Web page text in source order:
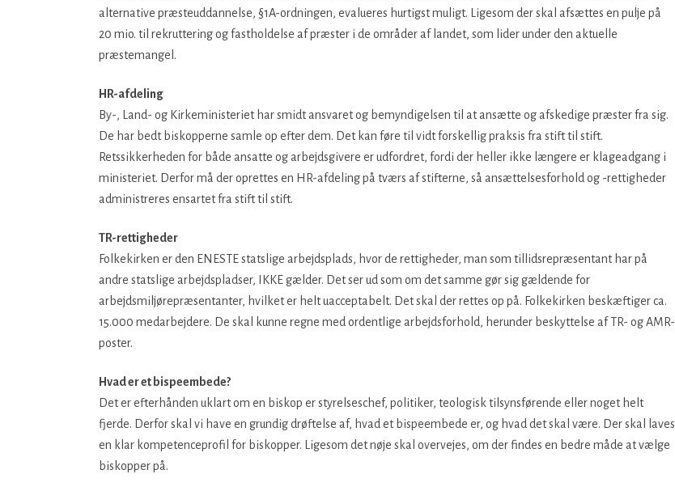
alternative præsteuddannelse, §1A-ordningen, evalueres hurtigst muligt. Ligesom der skal afsættes en pulje på
20 mio. til rekruttering og fastholdelse af præster i de områder af landet, som lider under den aktuelle
præstemangel.
HR-afdeling
By-, Land- og Kirkeministeriet har smidt ansvaret og bemyndigelsen til at ansætte og afskedige præster fra sig.
De har bedt biskopperne samle op efter dem. Det kan føre til vidt forskellig praksis fra stift til stift.
Retssikkerheden for både ansatte og arbejdsgivere er udfordret, fordi der heller ikke længere er klageadgang i
ministeriet. Derfor må der oprettes en HR-afdeling på tværs af stifterne, så ansættelsesforhold og -rettigheder
administreres ensartet fra stift til stift.
TR-rettigheder
Folkekirken er den ENESTE statslige arbejdsplads, hvor de rettigheder, man som tillidsrepræsentant har på
andre statslige arbejdspladser, IKKE gælder. Det ser ud som om det samme gør sig gældende for
arbejdsmiljørepræsentanter, hvilket er helt uacceptabelt. Det skal der rettes op på. Folkekirken beskæftiger ca.
15.000 medarbejdere. De skal kunne regne med ordentlige arbejdsforhold, herunder beskyttelse af TR- og AMR-
poster.
Hvad er et bispeembede?
Det er efterhånden uklart om en biskop er styrelseschef, politiker, teologisk tilsynsførende eller noget helt
fjerde. Derfor skal vi have en grundig drøftelse af, hvad et bispeembede er, og hvad det skal være. Der skal laves
en klar kompetenceprofil for biskopper. Ligesom det nøje skal overvejes, om der findes en bedre måde at vælge
biskopper på.